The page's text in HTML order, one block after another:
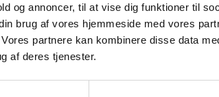
og annoncer, til at vise dig funktioner til
brug af vores hjemmeside med vores
partnere kan kombinere disse data
af deres tjenester.
projekter
eller konsekvens